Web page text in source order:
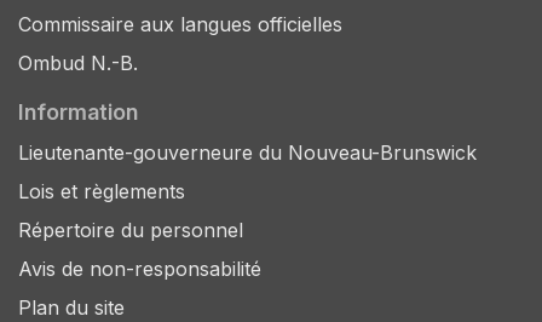
Commissaire aux langues officielles
Ombud N.-B.
Information
Lieutenante-gouverneure du Nouveau-Brunswick
Lois et règlements
Répertoire du personnel
Avis de non-responsabilité
Plan du site